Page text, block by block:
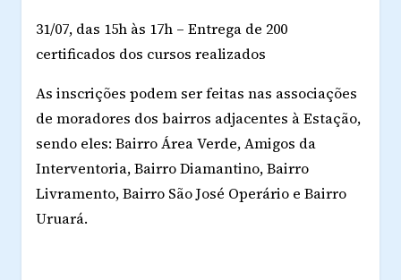
31/07, das 15h às 17h – Entrega de 200
certificados dos cursos realizados
As inscrições podem ser feitas nas associações
de moradores dos bairros adjacentes à Estação,
sendo eles: Bairro Área Verde, Amigos da
Interventoria, Bairro Diamantino, Bairro
Livramento, Bairro São José Operário e Bairro
Uruará.